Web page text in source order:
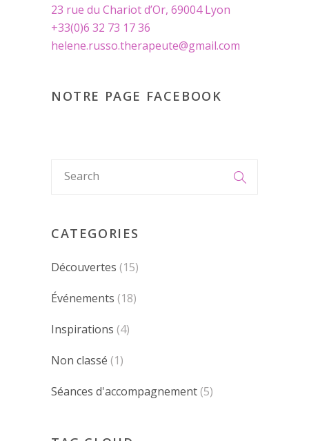
23 rue du Chariot d’Or, 69004 Lyon
+33(0)6 32 73 17 36
helene.russo.therapeute@gmail.com
NOTRE PAGE FACEBOOK
CATEGORIES
Découvertes (15)
Événements (18)
Inspirations (4)
Non classé (1)
Séances d'accompagnement (5)